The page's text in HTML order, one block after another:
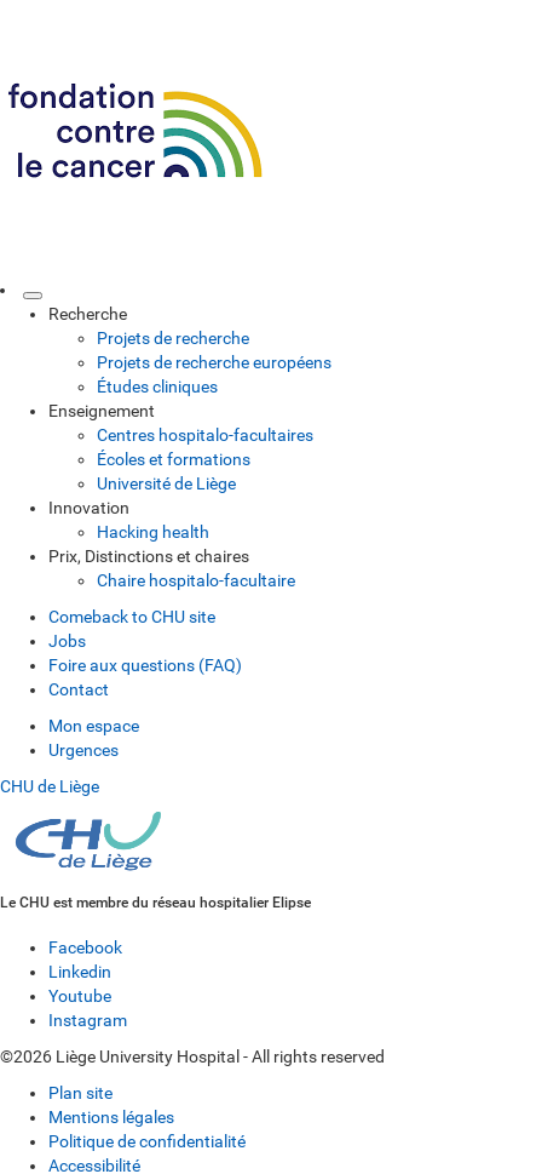
Recherche
Projets de recherche
Projets de recherche européens
Études cliniques
Enseignement
Centres hospitalo-facultaires
Écoles et formations
Université de Liège
Innovation
Hacking health
Prix, Distinctions et chaires
Chaire hospitalo-facultaire
Comeback to CHU site
Jobs
Foire aux questions (FAQ)
Contact
Mon espace
Urgences
CHU de Liège
Le CHU est membre du réseau hospitalier Elipse
Facebook
Linkedin
Youtube
Instagram
©2026 Liège University Hospital - All rights reserved
Plan site
Mentions légales
Politique de confidentialité
Accessibilité